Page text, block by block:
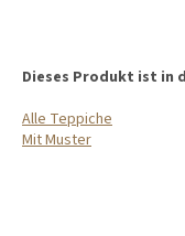
Dieses Produkt ist in
Alle Teppiche
Mit Muster